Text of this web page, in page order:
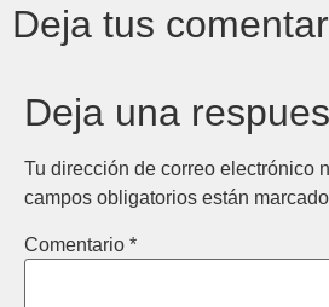
Deja tus
Deja una
Tu dirección de correo electrónico
campos obligatorios están
Comentario *